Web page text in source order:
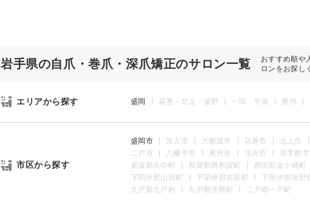
岩手県の自爪・巻爪・深爪矯正のサロン一覧
おすすめ順や
ロンをお探し
エリアから探す 盛岡 花巻・北上・遠野 一関・平泉 奥州
市区から探す
盛岡市 宮古市 大船渡市 花巻市 北上市
二戸市
八幡平市 奥州市 滝沢市 岩手郡雫
紫波郡矢巾町
和賀郡西和賀町 胆沢郡金ケ崎町
下閉伊郡山田町
下閉伊郡岩泉町 下閉伊郡田野
九戸郡九戸村
九戸郡洋野町 二戸郡一戸町